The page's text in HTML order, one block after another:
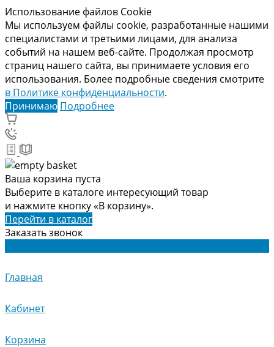
Использование файлов Cookie
Мы используем файлы cookie, разработанные нашими
специалистами и третьими лицами, для анализа
событий на нашем веб-сайте. Продолжая просмотр
страниц нашего сайта, вы принимаете условия его
использования. Более подробные сведения смотрите
в Политике конфиденциальности.
Принимаю Подробнее
Ваша корзина пуста
Выберите в каталоге интересующий товар
и нажмите кнопку «В корзину».
Перейти в каталог
Заказать звонок
Главная
Кабинет
Корзина